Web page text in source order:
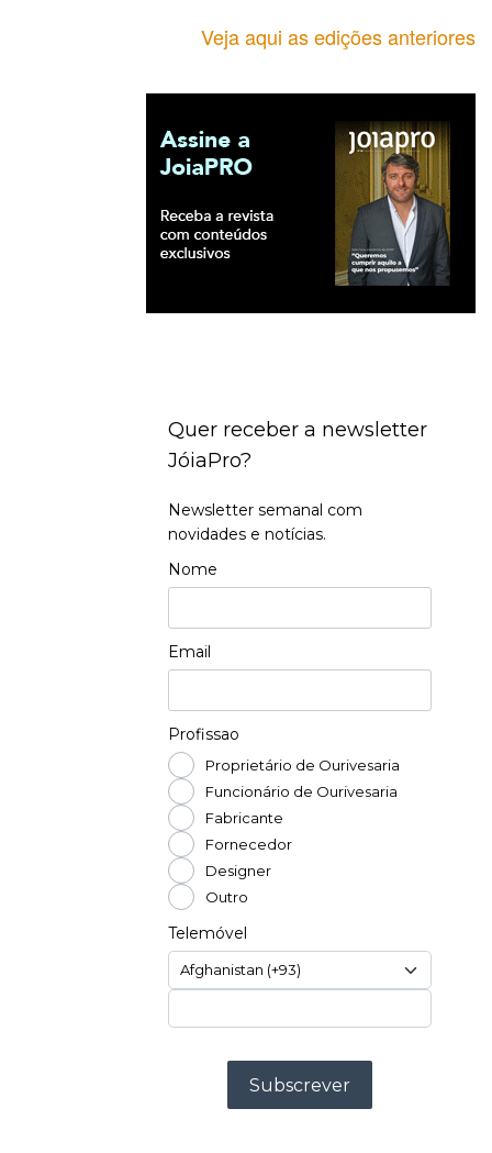
Veja aqui as edições anteriores